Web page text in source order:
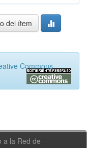
del ítem
Commons
a la Red de